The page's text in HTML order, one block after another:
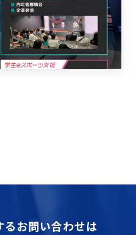
るお問い合わせは